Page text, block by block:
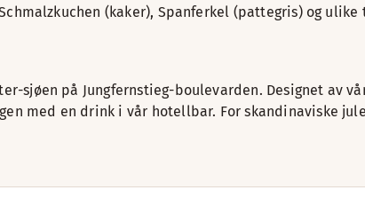
(kaker), Spanferkel (pattegris) og ulike
sjøen på Jungfernstieg-boulevarden. Designet av
med en drink i vår hotellbar. For skandinaviske